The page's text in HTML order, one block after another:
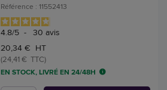
Référence : 11552413
4.8/5 - 30 avis
20,34 € HT
(24,41 € TTC)
EN STOCK, LIVRÉ EN 24/48H